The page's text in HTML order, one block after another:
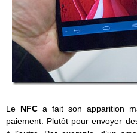
Le NFC a fait son apparition
paiement. Plutôt pour envoyer